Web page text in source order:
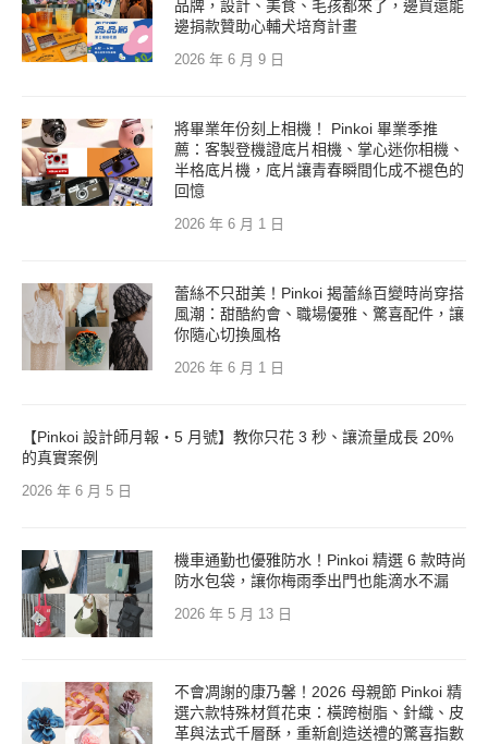
品牌，設計、美食、毛孩都來了，邊買還能
邊捐款贊助心輔犬培育計畫
2026 年 6 月 9 日
將畢業年份刻上相機！ Pinkoi 畢業季推
薦：客製登機證底片相機、掌心迷你相機、
半格底片機，底片讓青春瞬間化成不褪色的
回憶
2026 年 6 月 1 日
蕾絲不只甜美！Pinkoi 揭蕾絲百變時尚穿搭
風潮：甜酷約會、職場優雅、驚喜配件，讓
你隨心切換風格
2026 年 6 月 1 日
【Pinkoi 設計師月報・5 月號】教你只花 3 秒、讓流量成長 20%
的真實案例
2026 年 6 月 5 日
機車通勤也優雅防水！Pinkoi 精選 6 款時尚
防水包袋，讓你梅雨季出門也能滴水不漏
2026 年 5 月 13 日
不會凋謝的康乃馨！2026 母親節 Pinkoi 精
選六款特殊材質花束：橫跨樹脂、針織、皮
革與法式千層酥，重新創造送禮的驚喜指數